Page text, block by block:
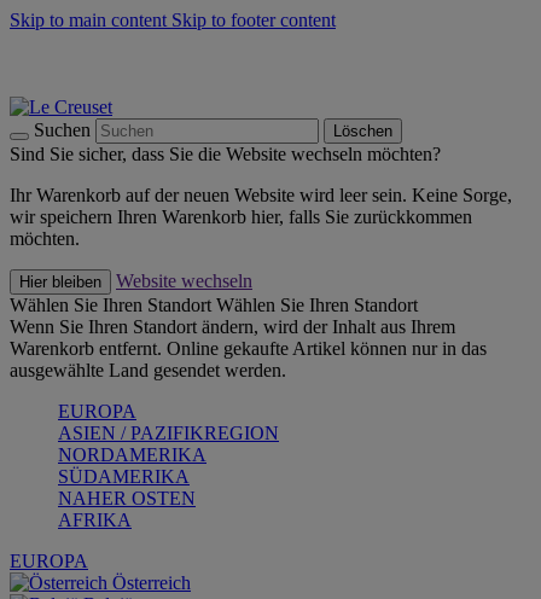
Skip to main content Skip to footer content
Suchen Löschen
Sind Sie sicher, dass Sie die Website wechseln möchten?
Ihr Warenkorb auf der neuen Website wird leer sein. Keine Sorge,
wir speichern Ihren Warenkorb hier, falls Sie zurückkommen
möchten.
Hier bleiben
Website wechseln
Wählen Sie Ihren Standort Wählen Sie Ihren Standort
Wenn Sie Ihren Standort ändern, wird der Inhalt aus Ihrem
Warenkorb entfernt. Online gekaufte Artikel können nur in das
ausgewählte Land gesendet werden.
EUROPA
ASIEN / PAZIFIKREGION
NORDAMERIKA
SÜDAMERIKA
NAHER OSTEN
AFRIKA
EUROPA
Österreich